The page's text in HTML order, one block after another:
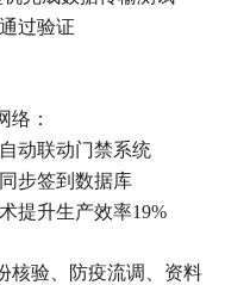
过验证
络：
动联动门禁系统
步签到数据库
提升生产效率19%
核验、防疫流调、资料